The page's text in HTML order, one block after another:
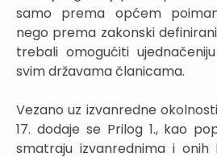
samo prema općem
nego prema zakonski
trebali omogućiti
svim državama članicama.
Vezano uz izvanredne
17. dodaje se Prilog 1., kao
smatraju izvanrednima i